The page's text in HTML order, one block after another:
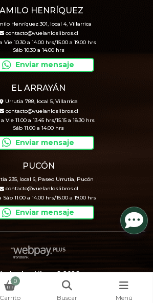
HENRÍQUEZ
Henríquez 301, local 4, Villarrica
contacto@vuelanloslibros.cl
10.30 a 14.00 hrs/15.00 a 19.00 hrs
Sáb 10.30 a 14.00 hrs
Enviar mensaje
EL ARRAYÁN
Urrutia 788, local 5, Villarrica
contacto@vuelanloslibros.cl
Vie 11.00 a 13.45 hrs/15.15 a 18.30 hrs
Sáb 11.00 a 14.00 hrs
Enviar mensaje
PUCÓN
235, local 6, Paseo Urrutia, Pucón
contacto@vuelanloslibros.cl
Sáb 11.00 a 14.00 hrs/15.00 a 19.00 hrs
Enviar mensaje
Los Libros © 2026
Creado por
Bsale
0
Carrito Buscar Menú